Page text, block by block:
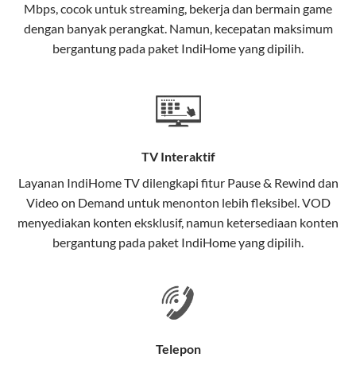
Selain internet, layanan IndiHome juga mencakup TV
interaktif (IndiHome TV) dan telepon rumah dalam
satu paket.
Teknologi di Balik WiFi IndiHome
Wifi IndiHome menggunakan teknologi Fiber To The
menggunakan kabel serat optik hingga ke rumah
pelanggan. Teknologi ini memiliki beberapa
keunggulan:
Kecepatan Tinggi
dibandingkan kabel tembaga atau DSL.
Mbps, cocok untuk streaming, bekerja dan bermain game
dengan banyak perangkat. Namun, kecepatan maksimum
bergantung pada paket IndiHome yang dipilih.
TV Interaktif
Layanan IndiHome TVdilengkapi fitur Pause & Rewind dan
Video on Demand untuk menonton lebih fleksibel. VOD
menyediakan konten eksklusif, namun ketersediaan konten
bergantung pada paket IndiHome yang dipilih.
Telepon